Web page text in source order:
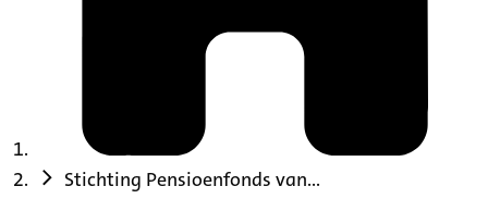
Stichting Pensioenfonds van...